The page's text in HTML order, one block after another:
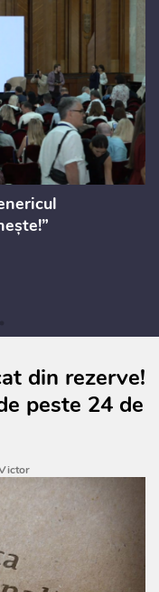
din rezerve!
peste 24 de